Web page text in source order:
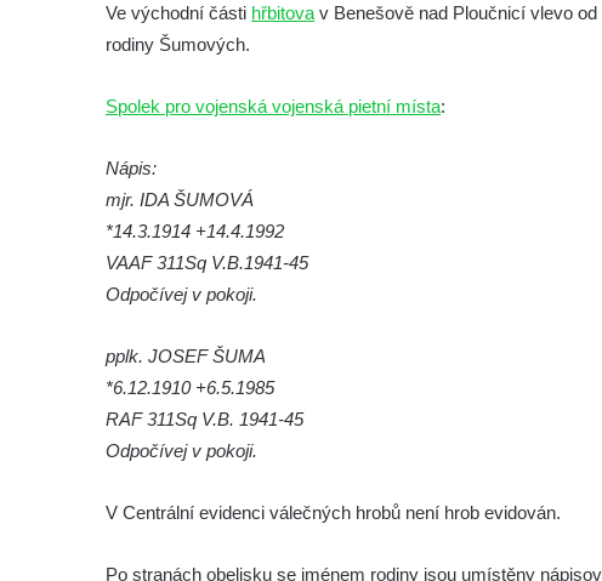
Budějovicích
Pamětní deska Jana Zelenky-Hajského v
Kamenném Újezdu
Kamenném Újezdě
Kenotaf Václava B. Hájka na starém
hřbitově v Kamenném Újezdě
Pomník obětem válek na Náměstí v
Kenotaf Jana Mojžiše na hřbitově ve
Velešíně
Kenotaf Josefa Jílka na hřbitově ve
Velešíně
Hrob Jana Foitla na hřbitově ve Velešíně
Hrob Josefa Havla na hřbitově ve Velešíně
Ve východní části hřbitova v Benešově nad Ploučnicí vlevo
rodiny Šumových.
Spolek pro vojenská vojenská pietní místa:
Nápis:
mjr. IDA ŠUMOVÁ
*14.3.1914 +14.4.1992
VAAF 311Sq V.B.1941-45
Odpočívej v pokoji.
pplk. JOSEF ŠUMA
*6.12.1910 +6.5.1985
RAF 311Sq V.B. 1941-45
Odpočívej v pokoji.
V Centrální evidenci válečných hrobů není hrob evidován.
Po stranách obelisku se jménem rodiny jsou umístěny